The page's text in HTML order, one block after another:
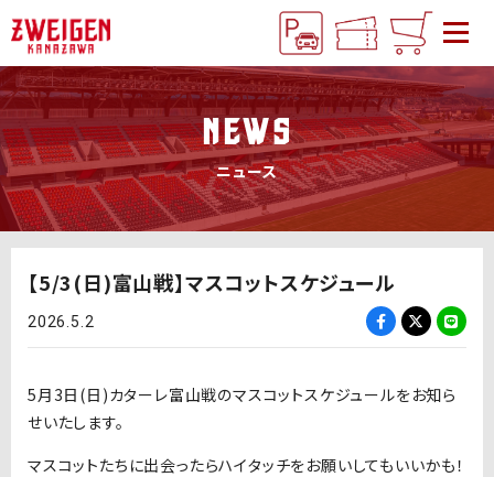
NEWS
ニュース
【5/3(日)富山戦】マスコットスケジュール
2026.5.2
5月3日(日)カターレ富山戦のマスコットスケジュールをお知ら
せいたします。
マスコットたちに出会ったらハイタッチをお願いしてもいいかも！